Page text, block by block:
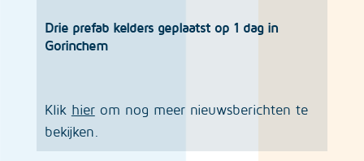
Drie prefab kelders geplaatst op 1 dag in
Gorinchem
Klik hierom nog meer nieuwsberichten te
bekijken.